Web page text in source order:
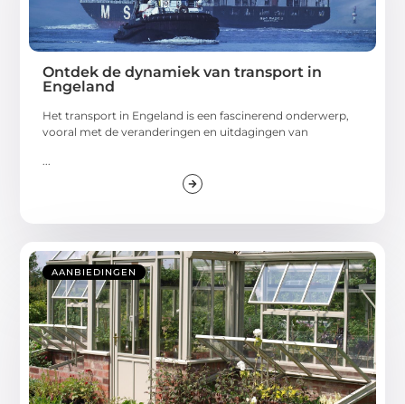
Ontdek de dynamiek van transport in
Engeland
Het transport in Engeland is een fascinerend onderwerp,
vooral met de veranderingen en uitdagingen van
...
AANBIEDINGEN